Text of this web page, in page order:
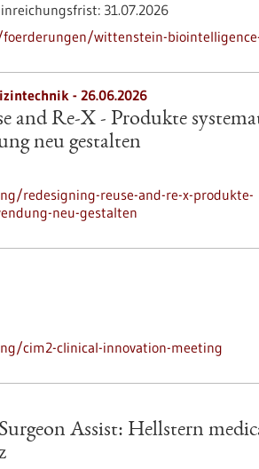
31.07.2026
wittenstein-
-26.06.2026
and Re-X - Produkte
neu gestalten
redesigning-reuse-and-re-x-produkte-
neu-gestalten
cim2-clinical-innovation-meeting
Assist: Hellstern